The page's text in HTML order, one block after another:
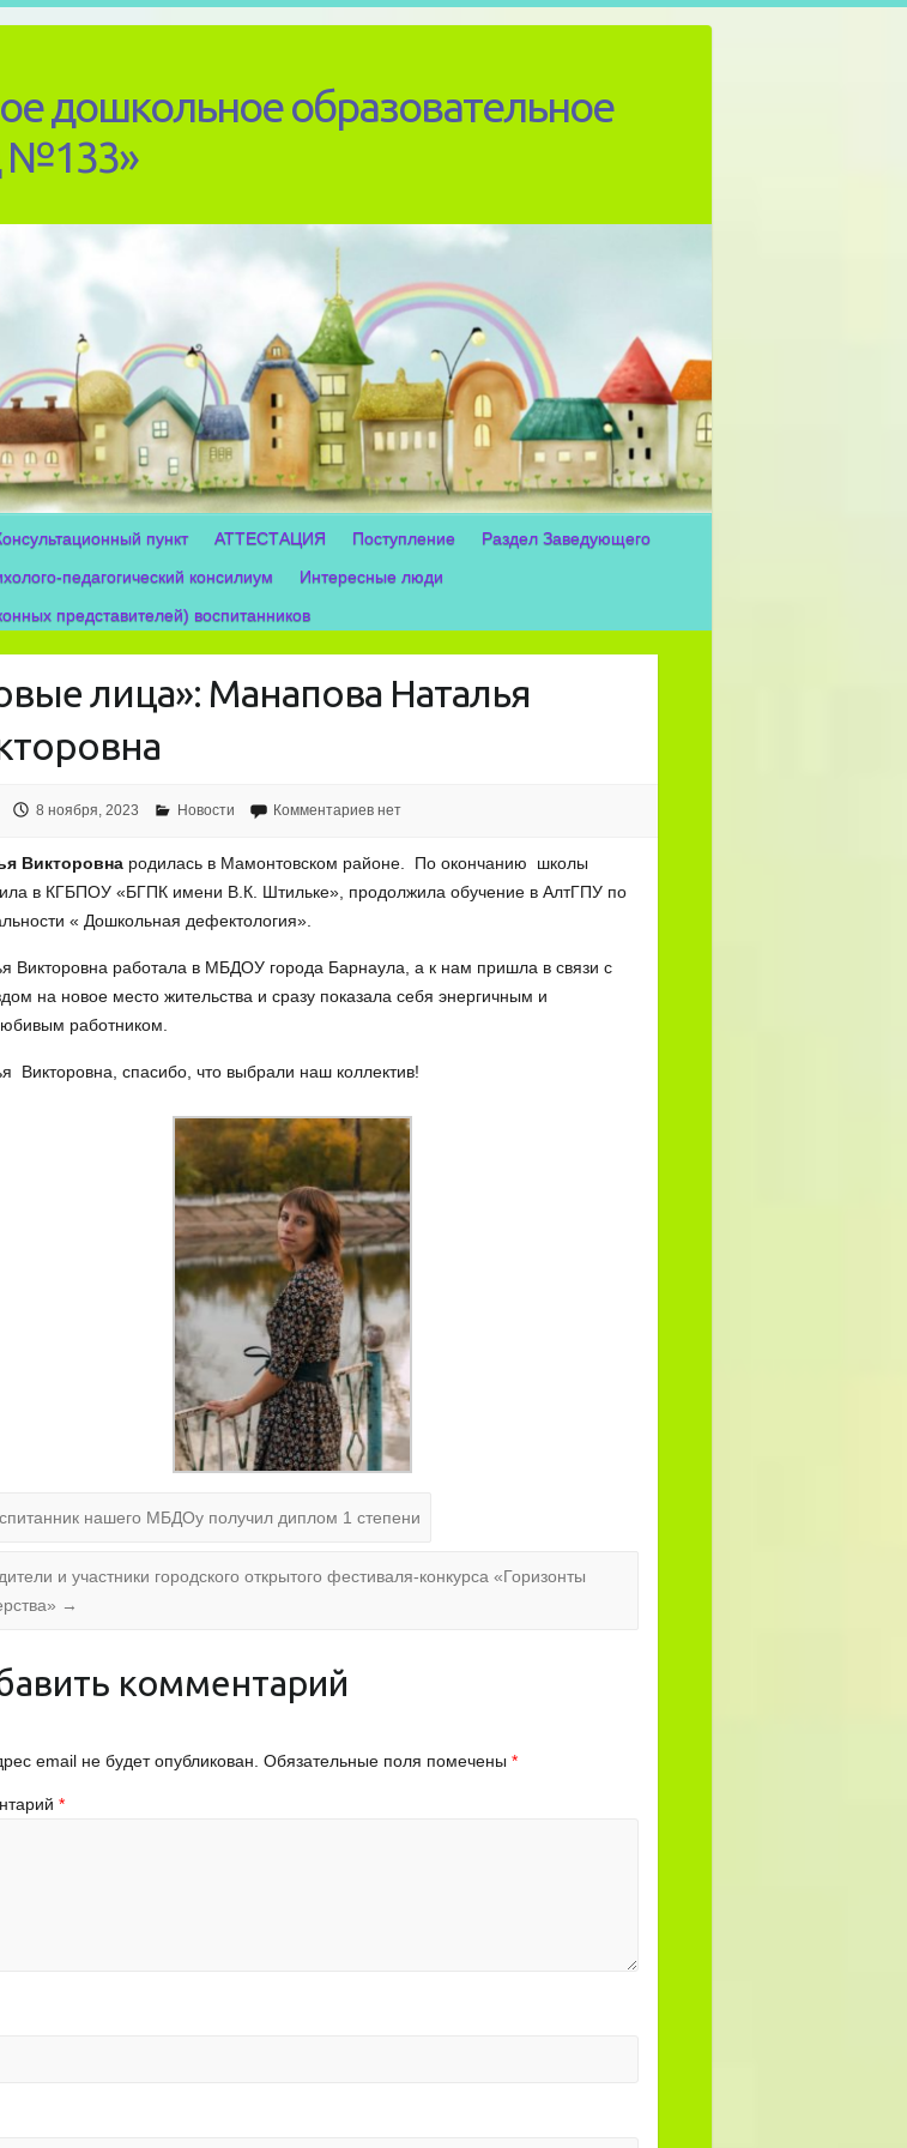
дошкольное образовательное
№133»
пункт АТТЕСТАЦИЯ Поступление
Раздел Заведующего
педагогический консилиум
Интересные люди
представителей) воспитанников
лица»: Манапова Наталья
8 ноября, 2023 Новости Комментариев нет
Викторовна родилась в Мамонтовском районе. По окончанию школы
в КГБПОУ «БГПК имени В.К. Штильке», продолжила обучение в АлтГПУ по
« Дошкольная дефектология».
Викторовна работала в МБДОУ города Барнаула, а к нам пришла в связи с
на новое место жительства и сразу показала себя энергичным и
работником.
Викторовна, спасибо, что выбрали наш коллектив!
нашего МБДОу получил диплом 1 степени
и участники городского открытого фестиваля-конкурса «Горизонты
→
комментарий
email не будет опубликован. Обязательные поля помечены*
*